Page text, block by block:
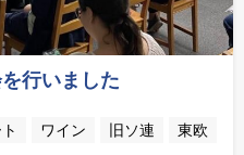
行いました
ワイン 旧ソ連 東欧